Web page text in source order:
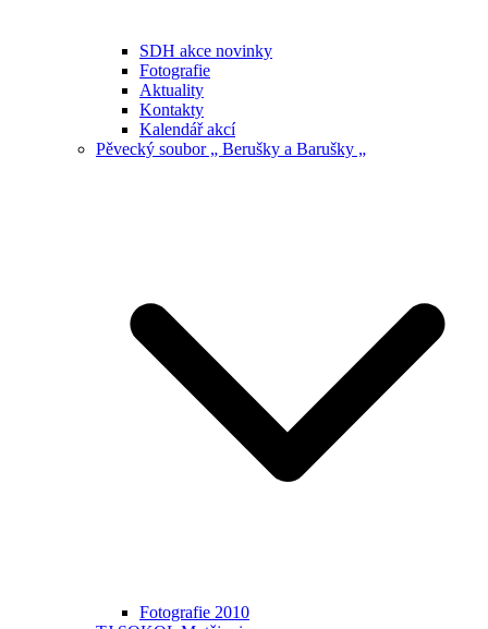
SDH akce novinky
Fotografie
Aktuality
Kontakty
Kalendář akcí
Pěvecký soubor „ Berušky a Barušky „
Fotografie 2010